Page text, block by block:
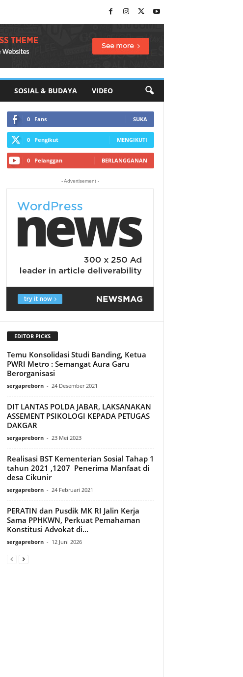
SOSIAL & BUDAYA VIDEO
0 Fans SUKA
0 Pengikut MENGIKUTI
0 Pelanggan BERLANGGANAN
- Advertisement -
EDITOR PICKS
Temu Konsolidasi Studi Banding, Ketua
PWRI Metro : Semangat Aura Garu
Berorganisasi
sergapreborn - 24 Desember 2021
DIT LANTAS POLDA JABAR, LAKSANAKAN
ASSEMENT PSIKOLOGI KEPADA PETUGAS
DAKGAR
sergapreborn - 23 Mei 2023
Realisasi BST Kementerian Sosial Tahap 1
tahun 2021 ,1207 Penerima Manfaat di
desa Cikunir
sergapreborn - 24 Februari 2021
PERATIN dan Pusdik MK RI Jalin Kerja
Sama PPHKWN, Perkuat Pemahaman
Konstitusi Advokat di...
sergapreborn - 12 Juni 2026